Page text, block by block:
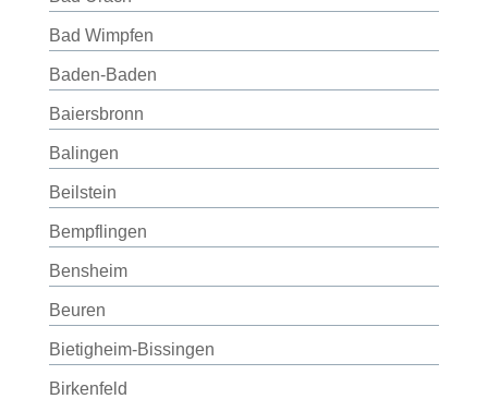
Bad Wimpfen
Baden-Baden
Baiersbronn
Balingen
Beilstein
Bempflingen
Bensheim
Beuren
Bietigheim-Bissingen
Birkenfeld